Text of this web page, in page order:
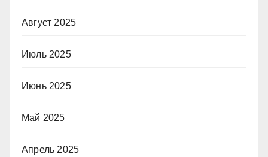
Август 2025
Июль 2025
Июнь 2025
Май 2025
Апрель 2025